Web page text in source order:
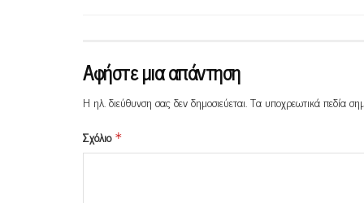
Αφήστε μια απάντηση
Η ηλ. διεύθυνση σας δεν δημοσιεύεται.Τα υποχρεωτικά πεδία
Σχόλιο *